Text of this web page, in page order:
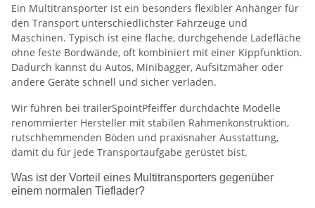
Ein Multitransporter ist ein besonders flexibler Anhänger für
den Transport unterschiedlichster Fahrzeuge und
Maschinen. Typisch ist eine flache, durchgehende Ladefläche
ohne feste Bordwände, oft kombiniert mit einer Kippfunktion.
Dadurch kannst du Autos, Minibagger, Aufsitzmäher oder
andere Geräte schnell und sicher verladen.
Wir führen bei trailerSpointPfeiffer durchdachte Modelle
renommierter Hersteller mit stabilen Rahmenkonstruktion,
rutschhemmenden Böden und praxisnaher Ausstattung,
damit du für jede Transportaufgabe gerüstet bist.
Was ist der Vorteil eines Multitransporters gegenüber
einem normalen Tieflader?